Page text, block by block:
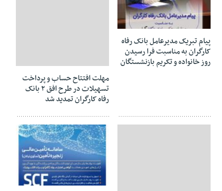
13 ژوئن 2026
پیام تبریک مدیرعامل بانک رفاه
کارگران به مناسبت فرا رسیدن
روز خانواده و تکریم بازنشستگان
مهلت افتتاح حساب و پرداخت
تسهیلات در طرح افق ٢ بانک
رفاه کارگران تمدید شد
10 ژوئن 2026